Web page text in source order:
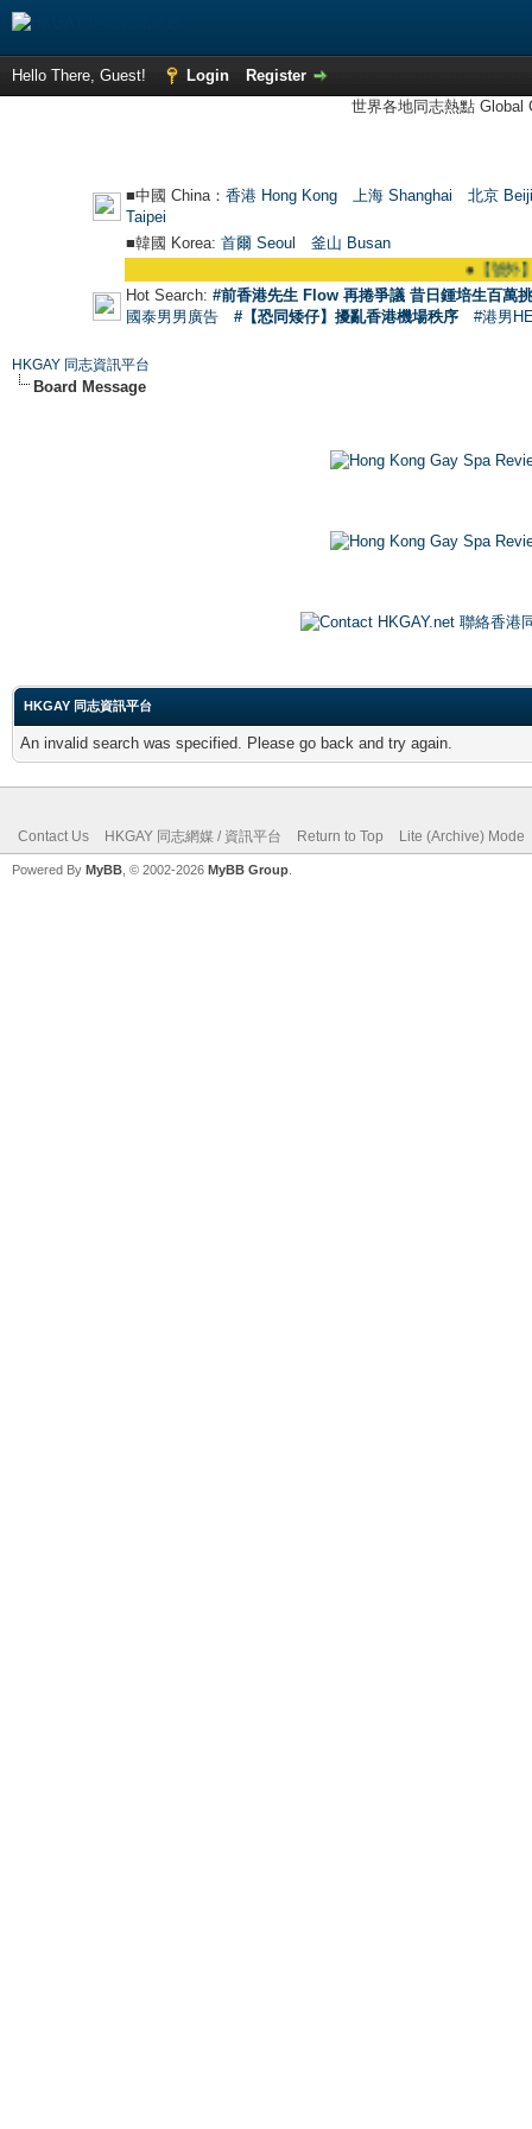
Hello There, Guest! Login
Register
世界各地同志熱點
■中國 China： 香港 Hong Kong 上海 Shanghai
北京
Taipei
■韓國 Korea: 首爾 Seou
釜山 Busan
【號外】
Hot Search: #前香港先生 Flow 再捲爭議 昔日鍾培生百萬
國泰男男廣告
#【恐同矮仔】擾亂香港機場秩序 #港男
HKGAY 同志資訊平台
Board Message
HKGAY 同志資訊平台
An invalid search was specified. Please go back and try again.
Contact Us HKGAY 同志網媒 / 資訊平台 Return to Top Lite (Archive) Mode
Powered By MyBB , © 2002-2026 MyBB Group